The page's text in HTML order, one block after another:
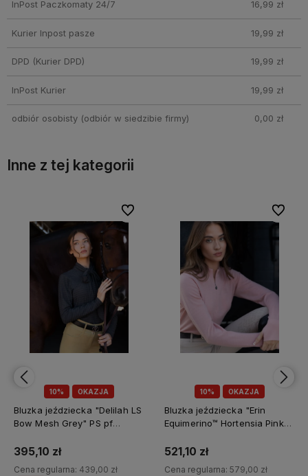
InPost Paczkomaty 24/7 16,99 zł
Kurier Inpost pasze 19,99 zł
DPD (Kurier DPD) 19,99 zł
InPost Kurier 19,99 zł
odbiór osobisty(odbiór w siedzibie firmy) 0,00 zł
Inne z tej kategorii
10% OKAZJA
Bluzka jeździecka "Erin
Equimerino™ Hortensia Pink"
521,10 zł
Cena regularna:579,00 zł
Do ulubionych
Do ulubionych
10% OKAZJA
Bluzka jeździecka "Erin
Equimerino™ Latte" PS of
521,10 zł
Cena regularna:579,00 zł
Do
Do